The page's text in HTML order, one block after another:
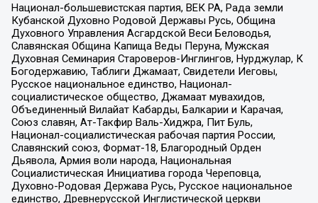
Национал-большевистская партия, ВЕК РА, Рада земли
Кубанской Духовно Родовой Державы Русь, Община
Духовного Управления Асгардской Веси Беловодья,
Славянская Община Капища Веды Перуна, Мужская
Духовная Семинария Староверов-Инглингов, Нурджулар, К
Богодержавию, Таблиги Джамаат, Свидетели Иеговы,
Русское национальное единство, Национал-
социалистическое общество, Джамаат мувахидов,
Объединенный Вилайат Кабарды, Балкарии и Карачая,
Союз славян, Ат-Такфир Валь-Хиджра, Пит Буль,
Национал-социалистическая рабочая партия России,
Славянский союз, Формат-18, Благородный Орден
Дьявола, Армия воли народа, Национальная
Социалистическая Инициатива города Череповца,
Духовно-Родовая Держава Русь, Русское национальное
единство, Древнерусской Инглистической церкви